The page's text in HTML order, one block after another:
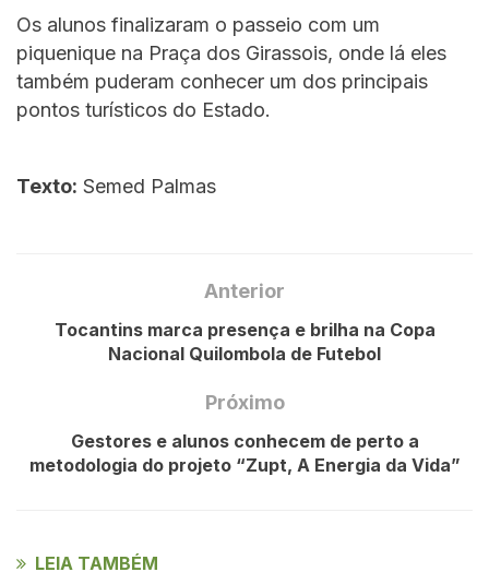
Os alunos finalizaram o passeio com um
piquenique na Praça dos Girassois, onde lá eles
também puderam conhecer um dos principais
pontos turísticos do Estado.
Texto: Semed Palmas
Anterior
Tocantins marca presença e brilha na Copa
Nacional Quilombola de Futebol
Próximo
Gestores e alunos conhecem de perto a
metodologia do projeto “Zupt, A Energia da Vida”
LEIA TAMBÉM